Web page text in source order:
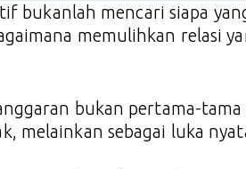
bukanlah mencari siapa
memulihkan relasi
bukan pertama-tama
melainkan sebagai luka